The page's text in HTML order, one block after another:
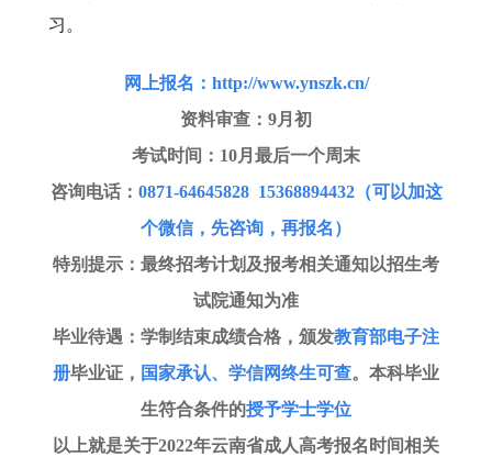
习。
网上报名 ： http://www.ynszk.cn/
资料审查 ： 9月初
考试时间 ： 10月最后一个周末
咨询电话： 0871-64645828 15368894432（可以加这
个微信，先咨询，再报名）
特别提示 ：最终招考计划及报考相关通知以招生考
试院通知为准
毕业待遇 ：学制结束成绩合格，颁发教育部电子注
册毕业证， 国家承认、学信网终生可查。本科毕业
生符合条件的授予学士学位
以上就是关于2022年云南省成人高考报名时间相关